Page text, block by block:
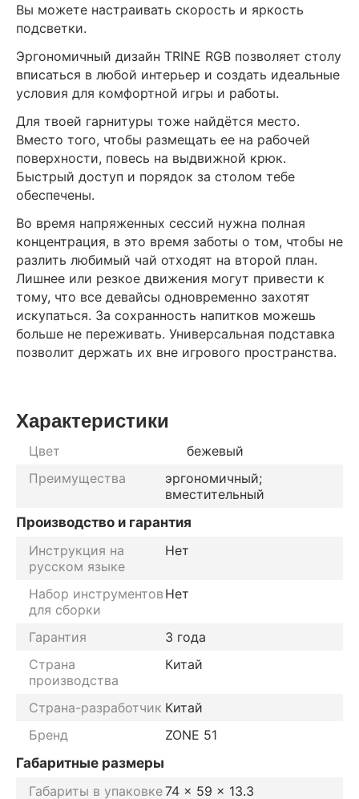
Вы можете настраивать скорость и яркость
подсветки.
Эргономичный дизайн TRINE RGB позволяет столу
вписаться в любой интерьер и создать идеальные
условия для комфортной игры и работы.
Для твоей гарнитуры тоже найдётся место.
Вместо того, чтобы размещать ее на рабочей
поверхности, повесь на выдвижной крюк.
Быстрый доступ и порядок за столом тебе
обеспечены.
Во время напряженных сессий нужна полная
концентрация, в это время заботы о том, чтобы не
разлить любимый чай отходят на второй план.
Лишнее или резкое движения могут привести к
тому, что все девайсы одновременно захотят
искупаться. За сохранность напитков можешь
больше не переживать. Универсальная подставка
позволит держать их вне игрового пространства.
Характеристики
Цвет
бежевый
Преимущества
эргономичный;
вместительный
Производство и гарантия
Инструкция на
русском языке
Нет
Набор инструментов
для сборки
Нет
Гарантия
3 года
Страна
производства
Китай
Страна-разработчик Китай
Бренд
ZONE 51
Габаритные размеры
Габариты в упаковке74 x 59 x 13.3